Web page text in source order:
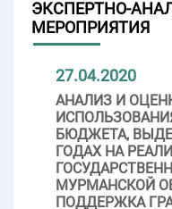
ЭКСПЕРТНО-
МЕРОПРИЯТИЯ
27.04.2020
АНАЛИЗ И
БЮДЖЕТА,
ГОДАХ НА
МУРМАНСКОЙ
ПОДДЕРЖКА